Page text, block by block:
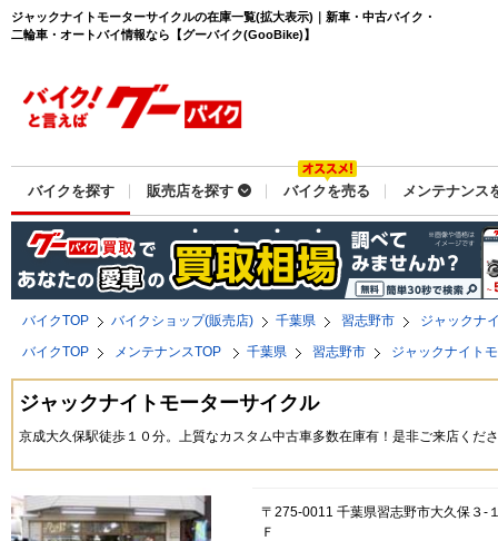
ジャックナイトモーターサイクルの在庫一覧(拡大表示)｜新車・中古バイク・
二輪車・オートバイ情報なら【グーバイク(GooBike)】
バイクを探す 販売店を探す バイクを売る メンテナンス
バイクTOP バイクショップ(販売店) 千葉県 習志野市
ジャックナ
バイクTOP
メンテナンスTOP 千葉県 習志野市 ジャックナイト
ジャックナイトモーターサイクル
京成大久保駅徒歩１０分。上質なカスタム中古車多数在庫有！是非ご来店くだ
〒275-0011 千葉県習志野市大久保３
Ｆ